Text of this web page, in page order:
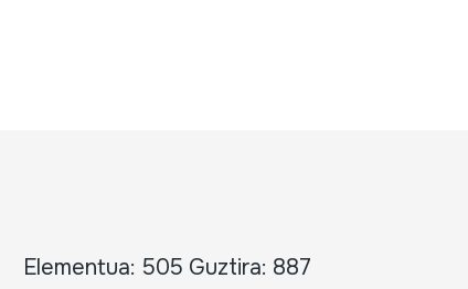
Elementua: 505 Guztira: 887